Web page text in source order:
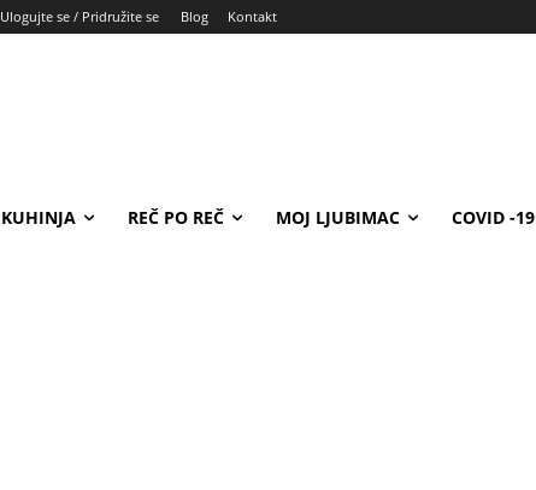
Ulogujte se / Pridružite se Blog Kontakt
KUHINJA REČ PO REČ MOJ LJUBIMAC COVID -19